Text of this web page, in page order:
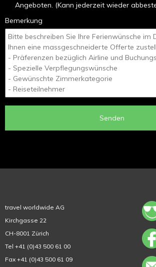
Angeboten. (Kann jederzeit wieder
Bemerkung
Senden
travel worldwide AG
Kirchgasse 22
CH-8001 Zürich
Tel +41 (0)43 500 61 00
Fax +41 (0)43 500 61 09